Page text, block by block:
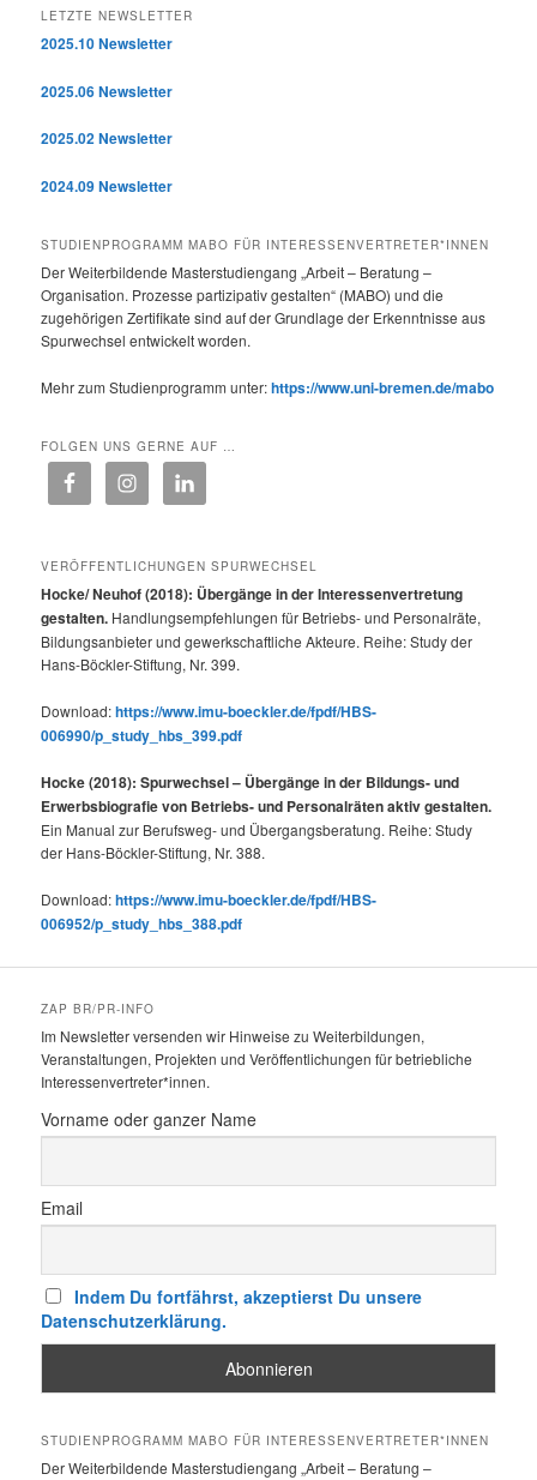
LETZTE NEWSLETTER
2025.10 Newsletter
2025.06 Newsletter
2025.02 Newsletter
2024.09 Newsletter
STUDIENPROGRAMM MABO FÜR INTERESSENVERTRETER*INNEN
Der Weiterbildende Masterstudiengang „Arbeit – Beratung –
Organisation. Prozesse partizipativ gestalten“ (MABO) und die
zugehörigen Zertifikate sind auf der Grundlage der Erkenntnisse aus
Spurwechsel entwickelt worden.
Mehr zum Studienprogramm unter:https://www.uni-bremen.de/mabo
FOLGEN UNS GERNE AUF …
VERÖFFENTLICHUNGEN SPURWECHSEL
Hocke/ Neuhof (2018): Übergänge in der Interessenvertretung
gestalten. Handlungsempfehlungen für Betriebs- und Personalräte,
Bildungsanbieter und gewerkschaftliche Akteure. Reihe: Study der
Hans-Böckler-Stiftung, Nr. 399.
Download:https://www.imu-boeckler.de/fpdf/HBS-
006990/p_study_hbs_399.pdf
Hocke (2018): Spurwechsel – Übergänge in der Bildungs- und
Erwerbsbiografie von Betriebs- und Personalräten aktiv gestalten.
Ein Manual zur Berufsweg- und Übergangsberatung. Reihe: Study
der Hans-Böckler-Stiftung, Nr. 388.
Download:https://www.imu-boeckler.de/fpdf/HBS-
006952/p_study_hbs_388.pdf
ZAP BR/PR-INFO
Im Newsletter versenden wir Hinweise zu Weiterbildungen,
Veranstaltungen, Projekten und Veröffentlichungen für betriebliche
Interessenvertreter*innen.
Vorname oder ganzer Name
Email
Indem Du fortfährst, akzeptierst Du unsere
Datenschutzerklärung.
STUDIENPROGRAMM MABO FÜR INTERESSENVERTRETER*INNEN
Der Weiterbildende Masterstudiengang „Arbeit – Beratung –